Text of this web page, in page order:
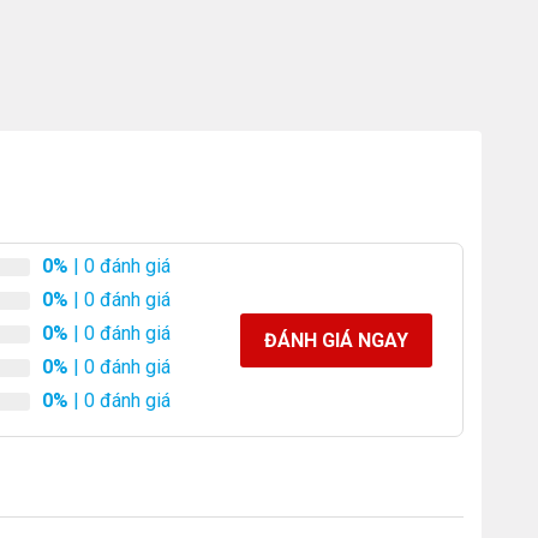
0% | 0 đánh giá
0% | 0 đánh giá
0% | 0 đánh giá
0% | 0 đánh giá
0% | 0 đánh giá
ĐÁNH GIÁ NGAY